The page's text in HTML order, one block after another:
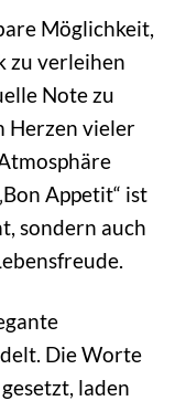
Möglichkeit,
zu verleihen
Note zu
Herzen vieler
Appetit“ ist
sondern auch
Die Worte
laden